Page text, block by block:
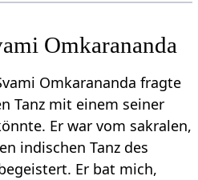
Omkarananda
Omkarananda fragte
Tanz mit einem seiner
Er war vom sakralen,
indischen Tanz des
Er bat mich,